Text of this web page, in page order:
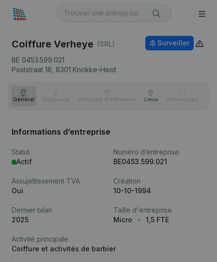
Coiffure Verheye (SRL)
BE 0453.599.021
Poststraat 18, 8301 Knokke-Heist
Surveiller
Général Dirigeants Structure d'entreprise Lieux Chronologie
Informations d’entreprise
Statut
Actif
Numéro d’entreprise
BE0453.599.021
Assujettissement TVA
Oui
Création
10-10-1994
Dernier bilan
2025
Taille d'entreprise
Micro
1,5 FTE
Activité principale
Coiffure et activités de barbier